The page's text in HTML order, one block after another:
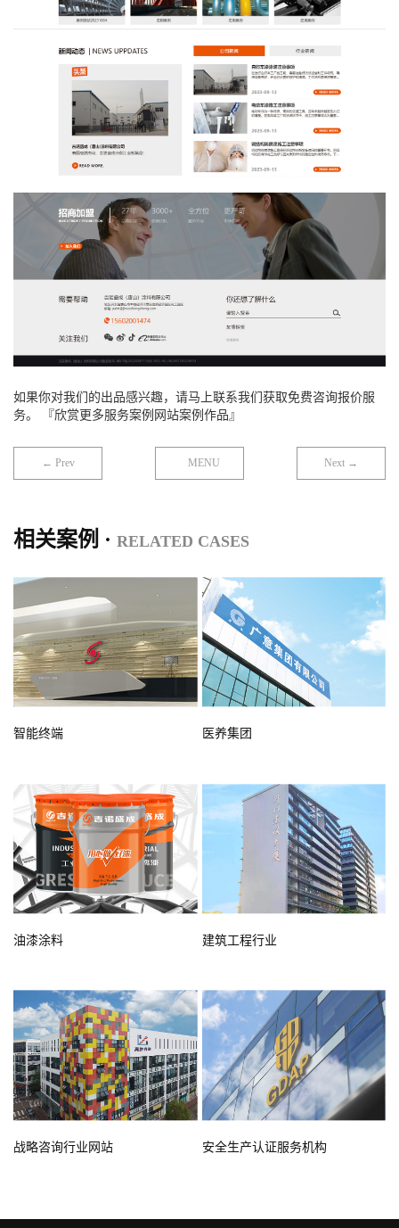
如果你对我们的出品感兴趣，请马上联系我们获取免费咨询报价服
务。 『欣赏更多服务案例网站案例作品』
← Prev MENU Next →
相关案例 · RELATED CASES
智能终端 医养集团
油漆涂料 建筑工程行业
战略咨询行业网站 安全生产认证服务机构